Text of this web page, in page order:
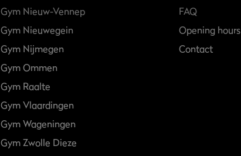
Gym Nieuw-Vennep
Gym Nieuwegein
Gym Nijmegen
Gym Ommen
Gym Raalte
Gym Vlaardingen
Gym Wageningen
Gym Zwolle Dieze
FAQ
Opening hours
Contact